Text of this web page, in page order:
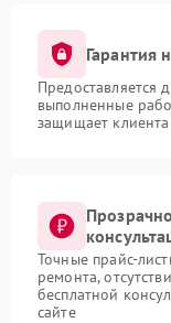
Гарантия
Предоставляется
выполненные
защищает
Точные прайс-
ремонта,
бесплатной
сайте